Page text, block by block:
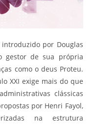
introduzido por Douglas
gestor de sua própria
como o deus Proteu.
XXI exige mais do que
clássicas
por Henri Fayol,
na estrutura